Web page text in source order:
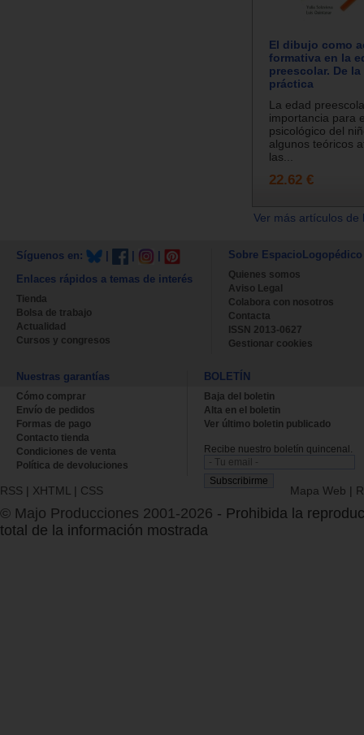
El dibujo como
formativa en la
preescolar. De
práctica
La edad
importancia para
psicológico del
algunos teóricos
las...
22.62 €
Ver más artículos
Síguenos en:
Enlaces rápidos a temas de interés
Tienda
Bolsa de trabajo
Actualidad
Cursos y congresos
Sobre EspacioLogopédico
Quienes somos
Aviso Legal
Colabora con nosotros
Contacta
ISSN 2013-0627
Gestionar cookies
Nuestras garantías
Cómo comprar
Envío de pedidos
Formas de pago
Contacto tienda
Condiciones de venta
Política de devoluciones
BOLETÍN
Baja del boletin
Alta en el boletin
Ver último boletin publicado
Recibe nuestro boletín quincenal.
RSS | XHTML | CSS Mapa Web |
© Majo Producciones 2001-2026 - Prohibida la
total de la información mostrada